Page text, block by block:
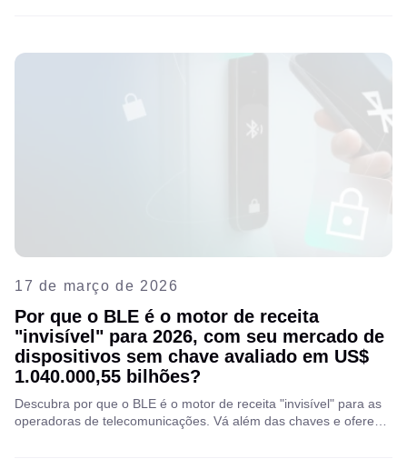
17 de março de 2026
Por que o BLE é o motor de receita
"invisível" para 2026, com seu mercado de
dispositivos sem chave avaliado em US$
1.040.000,55 bilhões?
Descubra por que o BLE é o motor de receita "invisível" para as
operadoras de telecomunicações. Vá além das chaves e ofereça